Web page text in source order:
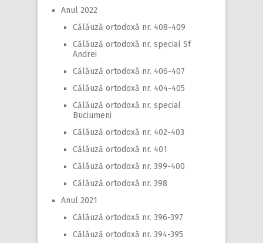
Anul 2022
Călăuză ortodoxă nr. 408-409
Călăuză ortodoxă nr. special Sf
Andrei
Călăuză ortodoxă nr. 406-407
Călăuză ortodoxă nr. 404-405
Călăuză ortodoxă nr. special
Buciumeni
Călăuză ortodoxă nr. 402-403
Călăuză ortodoxă nr. 401
Călăuză ortodoxă nr. 399-400
Călăuză ortodoxă nr. 398
Anul 2021
Călăuză ortodoxă nr. 396-397
Călăuză ortodoxă nr. 394-395